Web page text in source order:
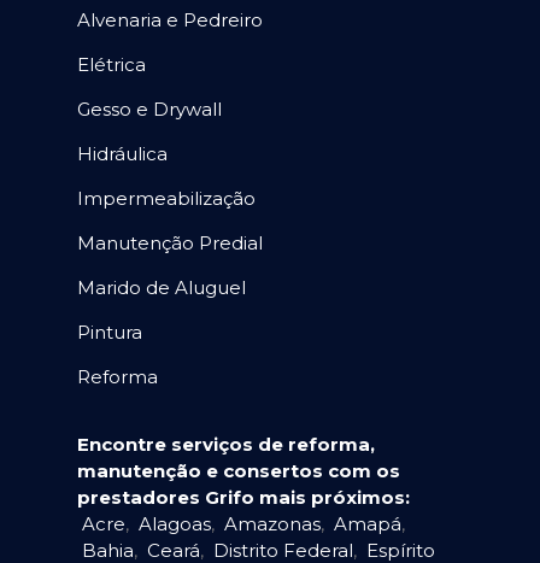
Alvenaria e Pedreiro
Elétrica
Gesso e Drywall
Hidráulica
Impermeabilização
Manutenção Predial
Marido de Aluguel
Pintura
Reforma
Encontre serviços de reforma,
manutenção e consertos com os
prestadores Grifo mais próximos:
Acre, Alagoas, Amazonas, Amapá,
Bahia, Ceará, Distrito Federal, Espírito